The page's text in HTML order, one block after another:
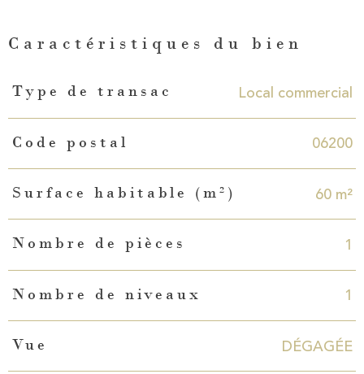
Caractéristiques du bien
Caractéristiques Valeurs
Type de transac Local commercial
Code postal 06200
Surface habitable (m²) 60 m²
Nombre de pièces 1
Nombre de niveaux 1
Vue DÉGAGÉE